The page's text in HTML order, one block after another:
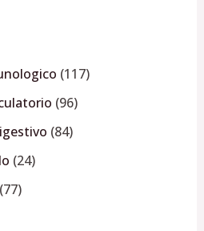
117
96
84
24
77